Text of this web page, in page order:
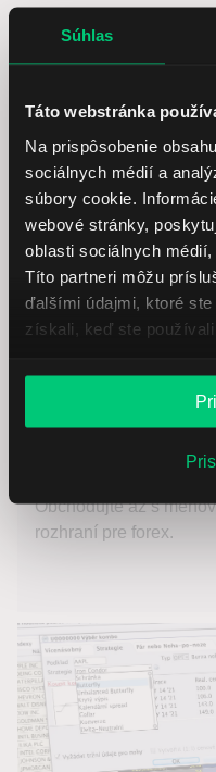
Súhlas
Táto webstránka
Na prispôsobenie
sociálnych médií a
súbory cookie.
webové stránky,
oblasti sociálnych médií,
Títo partneri môžu
ďalšími údajmi, ktoré
získali, keď ste používali
Ďalšie
Poznajte
nástroje
Obchodujte až s
rozhraní pre forex.